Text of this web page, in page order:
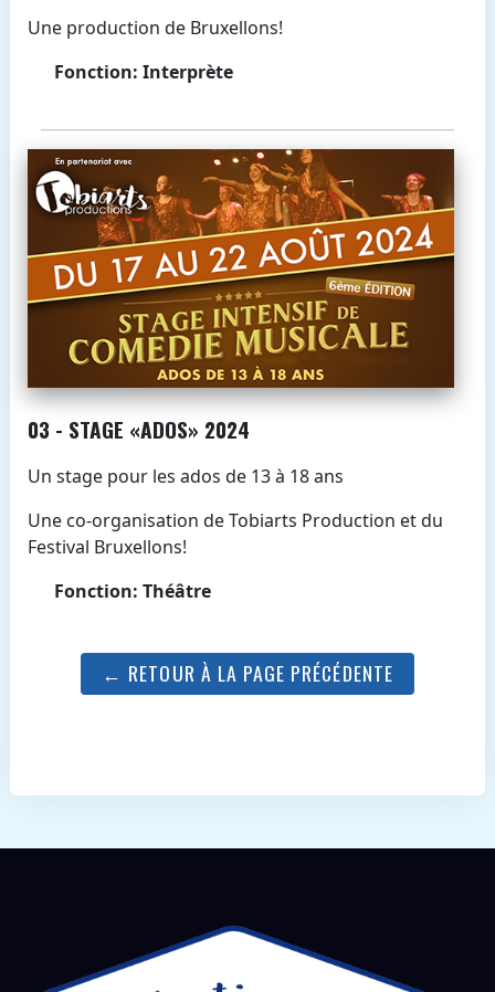
Une production de Bruxellons!
Fonction: Interprète
03 - STAGE «ADOS» 2024
Un stage pour les ados de 13 à 18 ans
Une co-organisation de Tobiarts Production et du
Festival Bruxellons!
Fonction: Théâtre
← RETOUR À LA PAGE PRÉCÉDENTE